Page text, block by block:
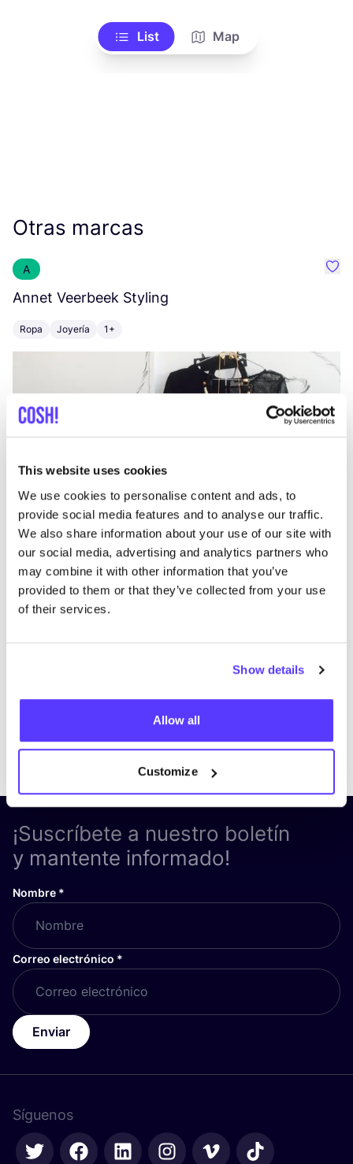
This website uses cookies
We use cookies to personalise content and ads, to
provide social media features and to analyse our traffic.
We also share information about your use of our site with
our social media, advertising and analytics partners who
may combine it with other information that you’ve
provided to them or that they’ve collected from your use
of their services.
Show details
Allow all
Customize
List Map
Otras marcas
A
Annet Veerbeek Styling
Ropa Joyería 1+
PreviousNext
¡Suscríbete a nuestro boletín
y mantente informado!
Nombre *
Correo electrónico *
Enviar
Síguenos